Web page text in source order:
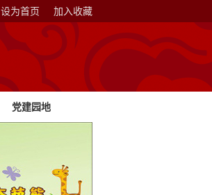
设为首页 加入收藏
党建园地